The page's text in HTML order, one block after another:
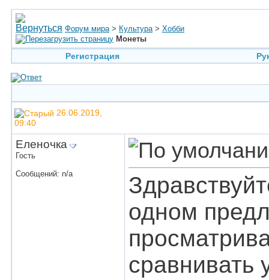
Форум мира > Культура > Хобби
Монеты
Регистрация
26.06.2019,
09:40
Еленочка
Гость
Сообщений: n/a
одном
сравнивать